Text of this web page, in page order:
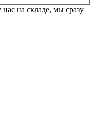
на складе, мы сразу